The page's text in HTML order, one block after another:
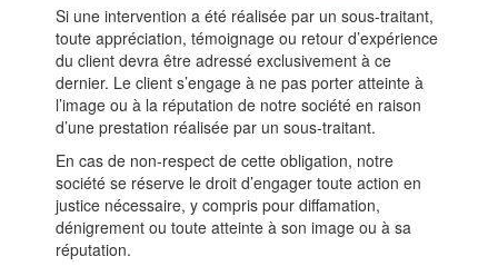
Si une intervention a été réalisée par un sous-traitant,
toute appréciation, témoignage ou retour d’expérience
du client devra être adressé exclusivement à ce
dernier. Le client s’engage à ne pas porter atteinte à
l’image ou à la réputation de notre société en raison
d’une prestation réalisée par un sous-traitant.
En cas de non-respect de cette obligation, notre
société se réserve le droit d’engager toute action en
justice nécessaire, y compris pour diffamation,
dénigrement ou toute atteinte à son image ou à sa
réputation.